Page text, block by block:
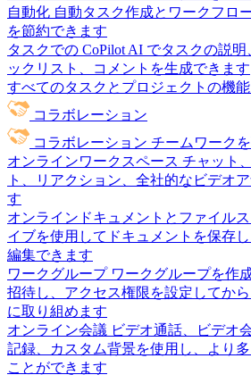
自動化 自動タスク作成とワークフロ
を節約できます
タスクでの CoPilot AI でタスクの説明
ックリスト、コメントを生成できます
すべてのタスクとプロジェクトの機
コラボレーション
コラボレーション チームワーク
オンラインワークスペース チャット
ト、リアクション、全社的なビデオ
す
オンラインドキュメントとファイル
イブを使用してドキュメントを保存
編集できます
ワークグループ ワークグループを作
招待し、アクセス権限を設定してか
に取り組めます
オンライン会議 ビデオ通話、ビデオ
記録、カスタム背景を使用し、より
ことができます